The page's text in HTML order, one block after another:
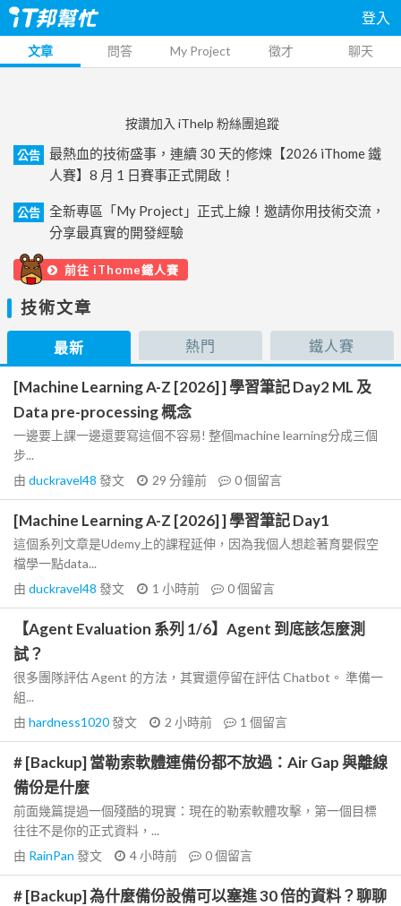
登入
文章 問答 My Project 徵才 聊天
按讚加入 iThelp 粉絲團追蹤
公告
最熱血的技術盛事，連續 30 天的修煉【2026 iThome 鐵
人賽】8 月 1 日賽事正式開啟！
公告
全新專區「My Project」正式上線！邀請你用技術交流，
分享最真實的開發經驗
前往 iThome鐵人賽
技術文章
最新 熱門 鐵人賽
[Machine Learning A-Z [2026] ] 學習筆記 Day2 ML 及
Data pre-processing 概念
一邊要上課一邊還要寫這個不容易! 整個machine learning分成三個
步...
由 duckravel48 發文 29 分鐘前 0個留言
[Machine Learning A-Z [2026] ] 學習筆記 Day1
這個系列文章是Udemy上的課程延伸，因為我個人想趁著育嬰假空
檔學一點data...
由 duckravel48 發文 1 小時前 0個留言
【Agent Evaluation 系列 1/6】Agent 到底該怎麼測
試？
很多團隊評估 Agent 的方法，其實還停留在評估 Chatbot。 準備一
組...
由 hardness1020發文 2 小時前 1 個留言
# [Backup] 當勒索軟體連備份都不放過：Air Gap 與離線
備份是什麼
前面幾篇提過一個殘酷的現實：現在的勒索軟體攻擊，第一個目標
往往不是你的正式資料，...
由 RainPan 發文 4 小時前 0個留言
# [Backup] 為什麼備份設備可以塞進 30 倍的資料？聊聊